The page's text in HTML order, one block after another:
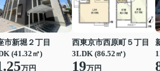
市新堀２丁目
(41.32㎡)
万円
西東京市西原町５丁目
3LDK (86.52㎡)
19万円